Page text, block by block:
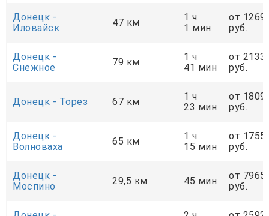
Донецк -
Иловайск
47 км
1 ч
1 мин
от 1269
руб.
Донецк -
Снежное
79 км
1 ч
41 мин
от 2133
руб.
Донецк - Торез 67 км
1 ч
23 мин
от 1809
руб.
Донецк -
Волноваха
65 км
1 ч
15 мин
от 1755
руб.
Донецк -
Моспино
29,5 км 45 мин
от 7965
руб.